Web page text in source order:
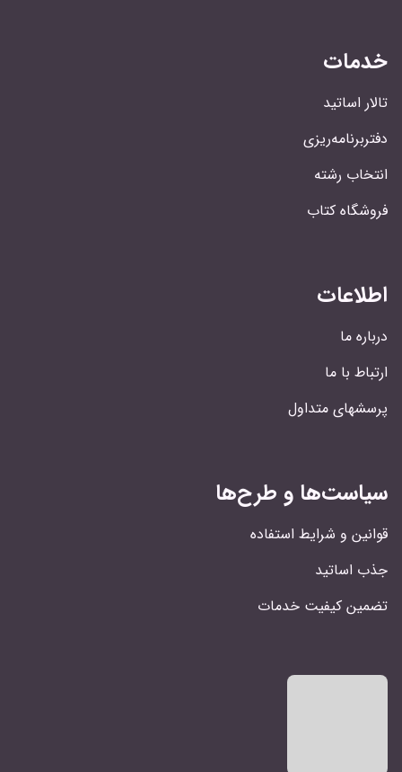
خدمات
تالار اساتید
دفتربرنامه‌ریزی
انتخاب رشته
فروشگاه کتاب
اطلاعات
درباره ما
ارتباط با ما
پرسشهای متداول
سیاست‌ها و طرح‌ها
قوانین و شرایط استفاده
جذب اساتید
تضمین کیفیت خدمات